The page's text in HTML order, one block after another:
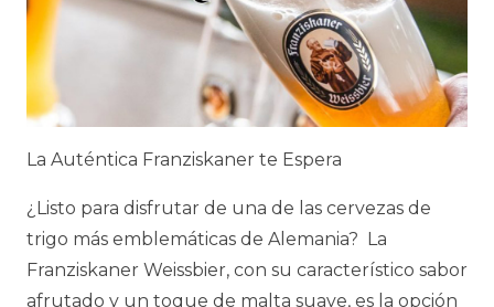
La Auténtica Franziskaner te Espera
¿Listo para disfrutar de una de las cervezas de
trigo más emblemáticas de Alemania? La
Franziskaner Weissbier, con su característico sabor
afrutado y un toque de malta suave, es la opción